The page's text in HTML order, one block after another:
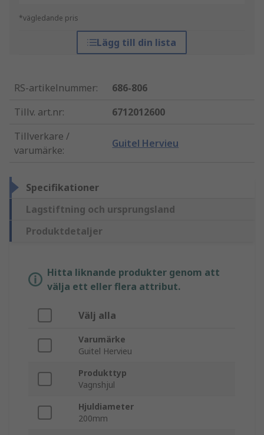
*vägledande pris
Lägg till din lista
RS-artikelnummer:
686-806
Tillv. art.nr:
6712012600
Tillverkare /
varumärke:
Guitel Hervieu
Specifikationer
Lagstiftning och ursprungsland
Produktdetaljer
Hitta liknande produkter genom att
välja ett eller flera attribut.
Välj alla
Varumärke
Guitel Hervieu
Produkttyp
Vagnshjul
Hjuldiameter
200mm